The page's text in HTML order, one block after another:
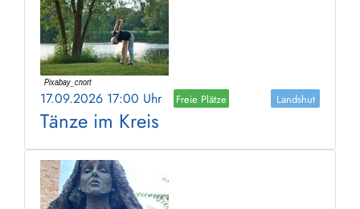
17.09.2026 17:00 Uhr Freie Plätze Landshut
Tänze im Kreis